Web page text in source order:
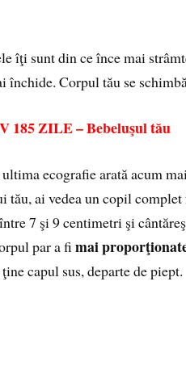
îţi sunt din ce înce mai
închide. Corpul tău se
ZILE – Bebeluşul tău
ecografie arată acum
ai vedea un copil
7 şi 9 centimetri şi
par a fimai
capul sus, departe de piept.